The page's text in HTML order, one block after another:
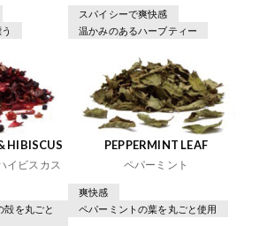
スパイシーで爽快感
温かみのあるハーブティー
HIBISCUS
イビスカス
殻を丸ごと
PEPPERMINT LEAF
ペパーミント
爽快感
ペパーミントの葉を丸ごと使用